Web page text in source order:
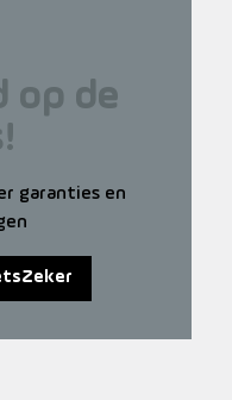
op de
garanties en